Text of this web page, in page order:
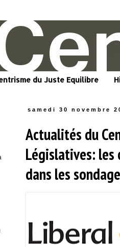
du Juste Equilibre
samedi 30 novembre
Actualités du
Législatives:
dans les